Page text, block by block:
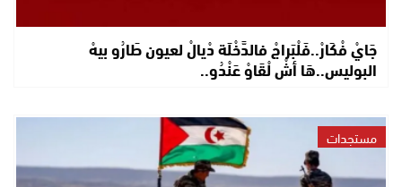
جَايْ فْكَارْ..فَلْبَراجْ فالدَّخْلَة دْيالْ لعيون طَارُو بيهْ
البوليس..هَا أشْ لْقَاوْ عَنْدُو..
مستجدات